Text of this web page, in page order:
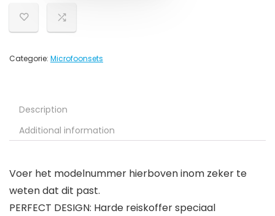
Categorie: Microfoonsets
Description
Additional information
Voer het modelnummer hierboven inom zeker te
weten dat dit past.
PERFECT DESIGN: Harde reiskoffer speciaal